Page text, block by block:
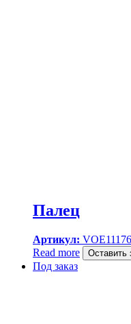
Палец
Артикул:
Read more
Оставить
Под заказ